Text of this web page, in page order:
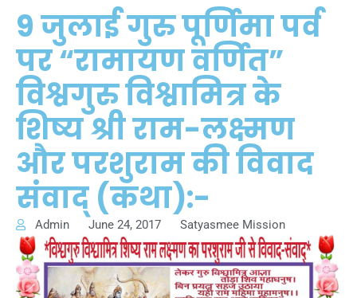
9 जुलाई गुरु पूर्णिमा पर्व
पर “रामायण वर्णित”
विश्वगुरु विश्वामित्र के
शिष्य श्री राम-लक्ष्मण
और परशुराम की विवाद
संवाद् (कथा):-
Admin June 24, 2017 Satyasmee Mission